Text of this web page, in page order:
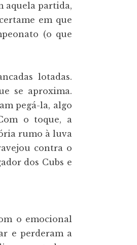
aquela partida,
em que
(o que
lotadas.
se aproxima.
pegá-la, algo
o toque, a
rumo à luva
contra o
dos Cubs e
o emocional
e perderam a